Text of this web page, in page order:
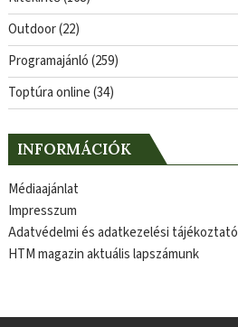
Outdoor(22)
Programajánló(259)
Toptúra online(34)
INFORMÁCIÓK
Médiaajánlat
Impresszum
Adatvédelmi és adatkezelési tájékoztató
HTM magazin aktuális lapszámunk